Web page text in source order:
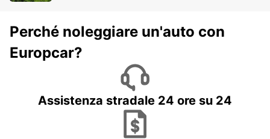
Perché noleggiare un'auto con
Europcar?
Assistenza stradale 24 ore su 24